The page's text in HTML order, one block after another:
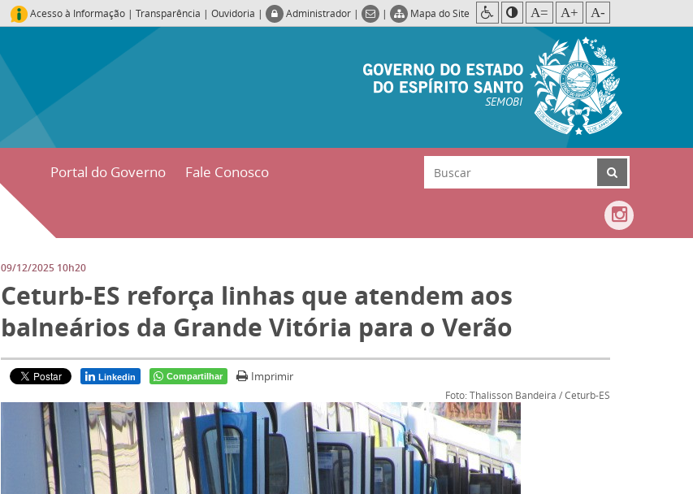
Acesso à Informação | Transparência | Ouvidoria | Administrador | | Mapa do Site A= A+ A-
SEMOBI
Portal do Governo Fale Conosco
09/12/2025 10h20
Ceturb-ES reforça linhas que atendem aos
balneários da Grande Vitória para o Verão
Linkedin Compartilhar Imprimir
Foto: Thalisson Bandeira / Ceturb-ES